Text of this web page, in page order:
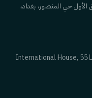
الطابق الأول حي المنصور، بغداد،
International House, 55